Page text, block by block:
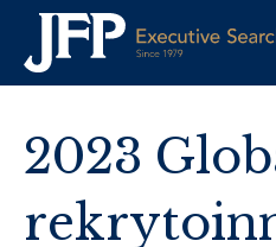
Skip
content
2023